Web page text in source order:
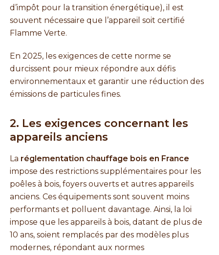
d’impôt pour la transition énergétique), il est
souvent nécessaire que l’appareil soit certifié
Flamme Verte.
En 2025, les exigences de cette norme se
durcissent pour mieux répondre aux défis
environnementaux et garantir une réduction des
émissions de particules fines.
2. Les exigences concernant les
appareils anciens
La réglementation chauffage bois en France
impose des restrictions supplémentaires pour les
poêles à bois, foyers ouverts et autres appareils
anciens. Ces équipements sont souvent moins
performants et polluent davantage. Ainsi, la loi
impose que les appareils à bois, datant de plus de
10 ans, soient remplacés par des modèles plus
modernes, répondant aux normes